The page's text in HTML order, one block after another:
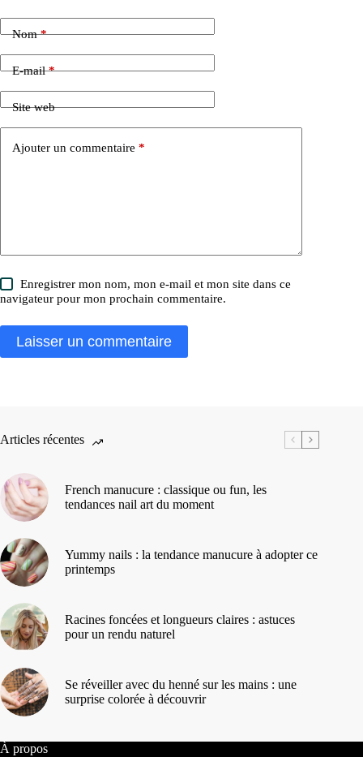
Nom*
E-mail*
Site web
Ajouter un commentaire *
Enregistrer mon nom, mon e-mail et mon site dans ce
navigateur pour mon prochain commentaire.
Laisser un commentaire
Articles récentes
French manucure : classique ou fun, les
tendances nail art du moment
Yummy nails : la tendance manucure à adopter ce
printemps
Racines foncées et longueurs claires : astuces
pour un rendu naturel
Se réveiller avec du henné sur les mains : une
surprise colorée à découvrir
À propos